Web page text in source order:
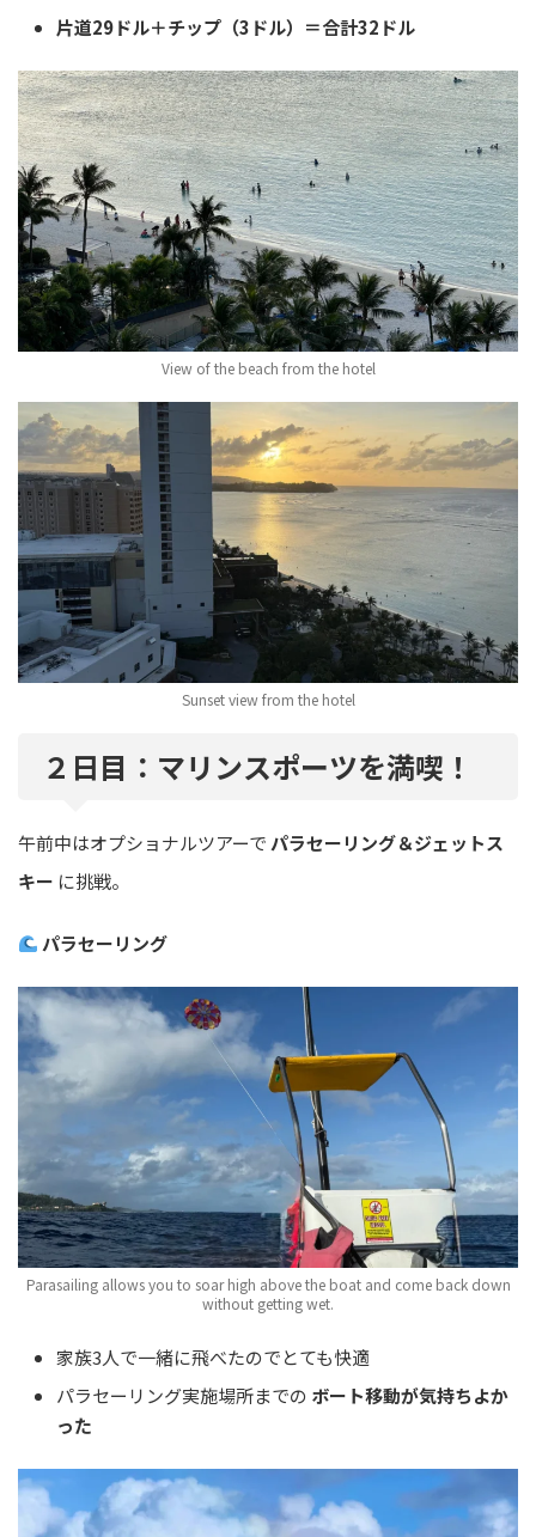
片道29ドル＋チップ（3ドル）＝合計32ドル
View of the beach from the hotel
Sunset view from the hotel
２日目：マリンスポーツを満喫！
午前中はオプショナルツアーで パラセーリング＆ジェットス
キー に挑戦。
パラセーリング
Parasailing allows you to soar high above the boat and come back down
without getting wet.
家族3人で一緒に飛べたのでとても快適
パラセーリング実施場所までの ボート移動が気持ちよか
った